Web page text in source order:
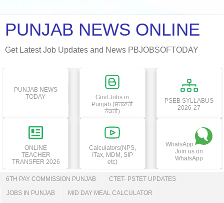
PUNJAB NEWS ONLINE
Get Latest Job Updates and News PBJOBSOFTODAY
PUNJAB NEWS
TODAY
Govt Jobs in
Punjab (ਸਰਕਾਰੀ
ਨੌਕਰੀ)
PSEB SYLLABUS
2026-27
ONLINE
TEACHER
TRANSFER 2026
Calculators(NPS,
ITax, MDM, SIP
etc)
WhatsApp
Join us on
WhatsApp
6TH PAY COMMISSION PUNJAB CTET- PSTET UPDATES
JOBS IN PUNJAB MID DAY MEAL CALCULATOR